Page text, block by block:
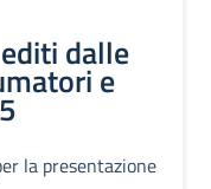
dalle
e
la presentazione